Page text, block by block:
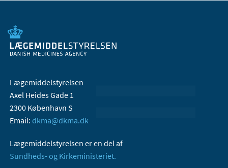
Lægemiddelstyrelsen
Axel Heides Gade 1
2300 København S
Email: dkma@dkma.dk
Lægemiddelstyrelsen er en del af
Sundheds- og Kirkeministeriet.